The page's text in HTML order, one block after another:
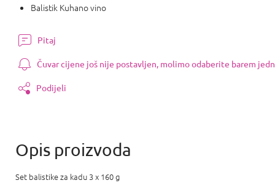
Balistik Kuhano vino
Pitaj
Čuvar cijene još nije postavljen, molimo odaberite barem
Podijeli
Set balistike za kadu 3 x 160 g